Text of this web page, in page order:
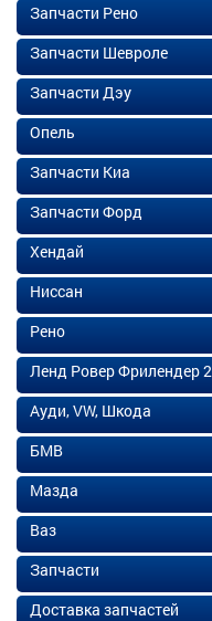
Запчасти Рено
Запчасти Шевроле
Запчасти Дэу
Опель
Запчасти Киа
Запчасти Форд
Хендай
Ниссан
Рено
Ленд Ровер Фрилендер 2
Ауди, VW, Шкода
БМВ
Мазда
Ваз
Запчасти
Доставка запчастей